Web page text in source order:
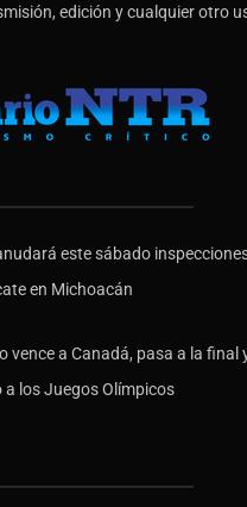
edición y cualquier otro
este sábado
en Michoacán
vence a Canadá, pasa a la final
a los Juegos Olímpicos